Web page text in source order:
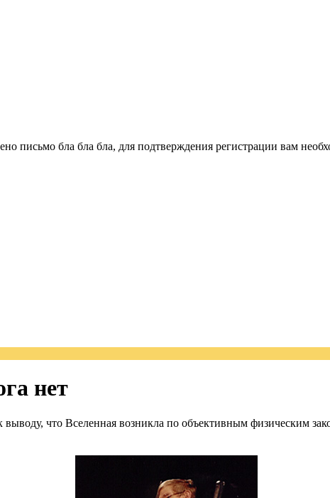
письмо бла бла бла, для подтверждения регистрации вам
нет
что Вселенная возникла по объективным физическим